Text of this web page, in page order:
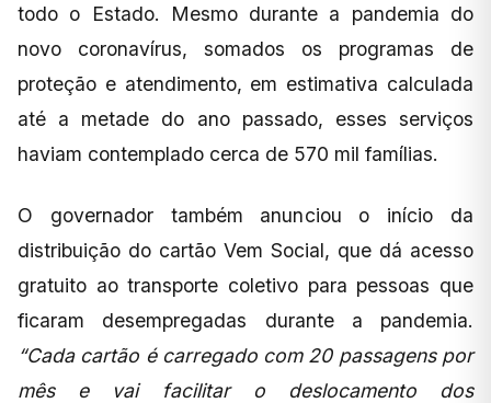
todo o Estado. Mesmo durante a pandemia do
novo coronavírus, somados os programas de
proteção e atendimento, em estimativa calculada
até a metade do ano passado, esses serviços
haviam contemplado cerca de 570 mil famílias.
O governador também anunciou o início da
distribuição do cartão Vem Social, que dá acesso
gratuito ao transporte coletivo para pessoas que
ficaram desempregadas durante a pandemia.
“Cada cartão é carregado com 20 passagens por
mês e vai facilitar o deslocamento dos